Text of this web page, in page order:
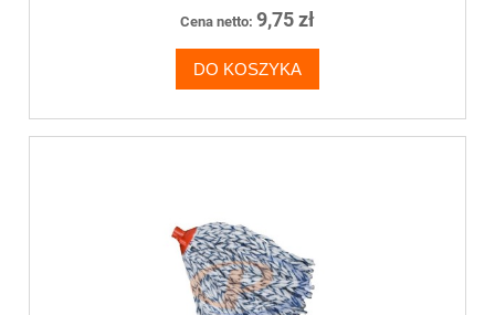
Cena netto: 9,75 zł
DO KOSZYKA